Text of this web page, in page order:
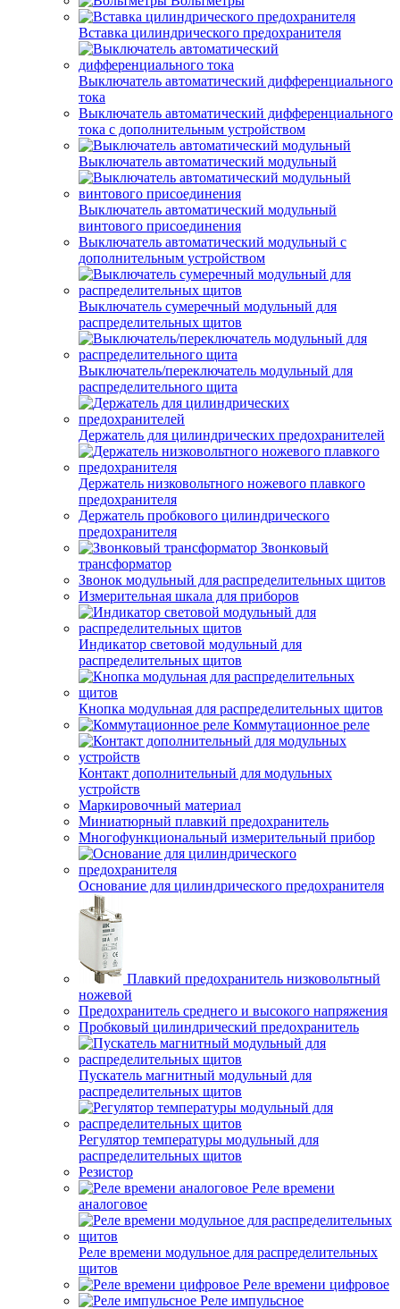
Вставка цилиндрического предохранителя
Выключатель автоматический дифференциального
тока
Выключатель автоматический дифференциального
тока с дополнительным устройством
Выключатель автоматический модульный
Выключатель автоматический модульный
винтового присоединения
Выключатель автоматический модульный с
дополнительным устройством
Выключатель сумеречный модульный для
распределительных щитов
Выключатель/переключатель модульный для
распределительного щита
Держатель для цилиндрических предохранителей
Держатель низковольтного ножевого плавкого
предохранителя
Держатель пробкового цилиндрического
предохранителя
Звонковый
трансформатор
Звонок модульный для распределительных щитов
Измерительная шкала для приборов
Индикатор световой модульный для
распределительных щитов
Кнопка модульная для распределительных щитов
Коммутационное реле
Контакт дополнительный для модульных
устройств
Маркировочный материал
Миниатюрный плавкий предохранитель
Многофункциональный измерительный прибор
Основание для цилиндрического предохранителя
Плавкий предохранитель низковольтный
ножевой
Предохранитель среднего и высокого напряжения
Пробковый цилиндрический предохранитель
Пускатель магнитный модульный для
распределительных щитов
Регулятор температуры модульный для
распределительных щитов
Резистор
Реле времени
аналоговое
Реле времени модульное для распределительных
щитов
Реле времени цифровое
Реле импульсное